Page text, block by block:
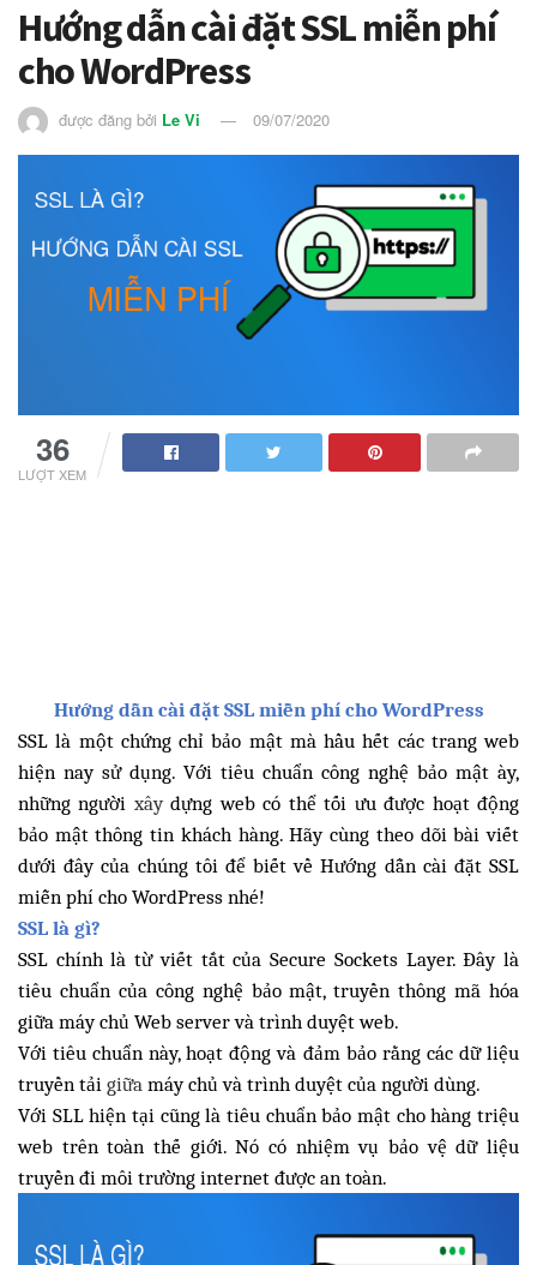
Hướng dẫn cài đặt SSL miễn phí
cho WordPress
được đăng bởi Le Vi 09/07/2020
36
LƯỢT XEM
Hướng dẫn cài đặt SSL miễn phí cho WordPress
SSL là một chứng chỉ bảo mật mà hầu hết các trang web
hiện nay sử dụng. Với tiêu chuẩn công nghệ bảo mật ày,
những người xâydựng web có thể tối ưu được hoạt động
bảo mật thông tin khách hàng. Hãy cùng theo dõi bài viết
dưới đây của chúng tôi để biết về Hướng dẫn cài đặt SSL
miễn phí cho WordPress nhé!
SSL là gì?
SSL chính là từ viết tắt củaSecure Sockets Layer. Đây là
tiêu chuẩn của công nghệ bảo mật, truyền thông mã hóa
giữa máy chủ Web server và trình duyệt web.
Với tiêu chuẩn này, hoạt động và đảm bảo rằng các dữ liệu
truyền tải giữa máy chủ và trình duyệt của người dùng.
Với SLL hiện tại cũng là tiêu chuẩn bảo mật cho hàng triệu
web trên toàn thế giới. Nó có nhiệm vụ bảo vệ dữ liệu
truyền đi môi trường internet được an toàn.